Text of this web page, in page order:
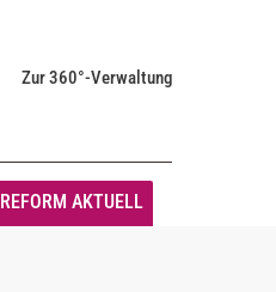
Zur 360°-Verwaltung
REFORM AKTUELL